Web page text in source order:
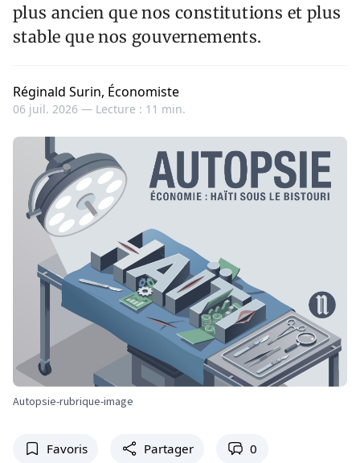
plus ancien que nos constitutions et plus
stable que nos gouvernements.
Réginald Surin, Économiste
06 juil. 2026 — Lecture : 11 min.
Autopsie-rubrique-image
Favoris Partager 0